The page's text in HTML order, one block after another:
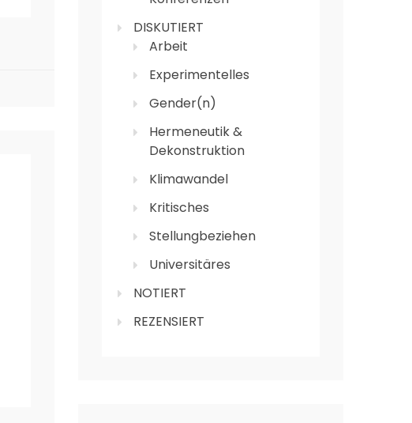
DISKUTIERT
Arbeit
Experimentelles
Gender(n)
Hermeneutik &
Dekonstruktion
Klimawandel
Kritisches
Stellungbeziehen
Universitäres
NOTIERT
REZENSIERT